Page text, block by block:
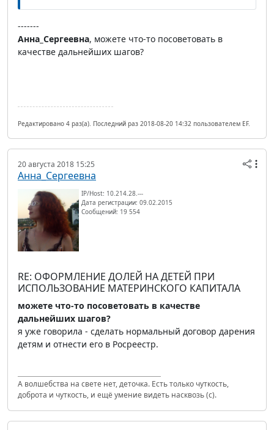
-------
Анна_Сергеевна, можете что-то посоветовать в
качестве дальнейших шагов?
Редактировано 4 раз(а). Последний раз 2018-08-20 14:32 пользователем EF.
20 августа 2018 15:25
Анна_Сергеевна
IP/Host: 10.214.28.---
Дата регистрации: 09.02.2015
Сообщений: 19 554
RE: ОФОРМЛЕНИЕ ДОЛЕЙ НА ДЕТЕЙ ПРИ
ИСПОЛЬЗОВАНИЕ МАТЕРИНСКОГО КАПИТАЛА
можете что-то посоветовать в качестве
дальнейших шагов?
я уже говорила - сделать нормальный договор дарения
детям и отнести его в Росреестр.
А волшебства на свете нет, деточка. Есть только чуткость,
доброта и чуткость, и ещё умение видеть насквозь (с).